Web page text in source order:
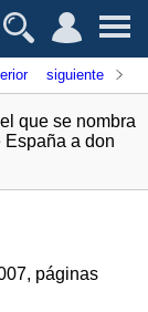
siguiente
que se nombra
España a don
páginas